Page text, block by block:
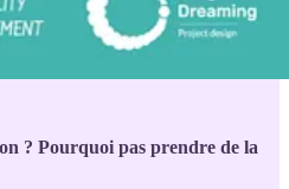
? Pourquoi pas prendre de la